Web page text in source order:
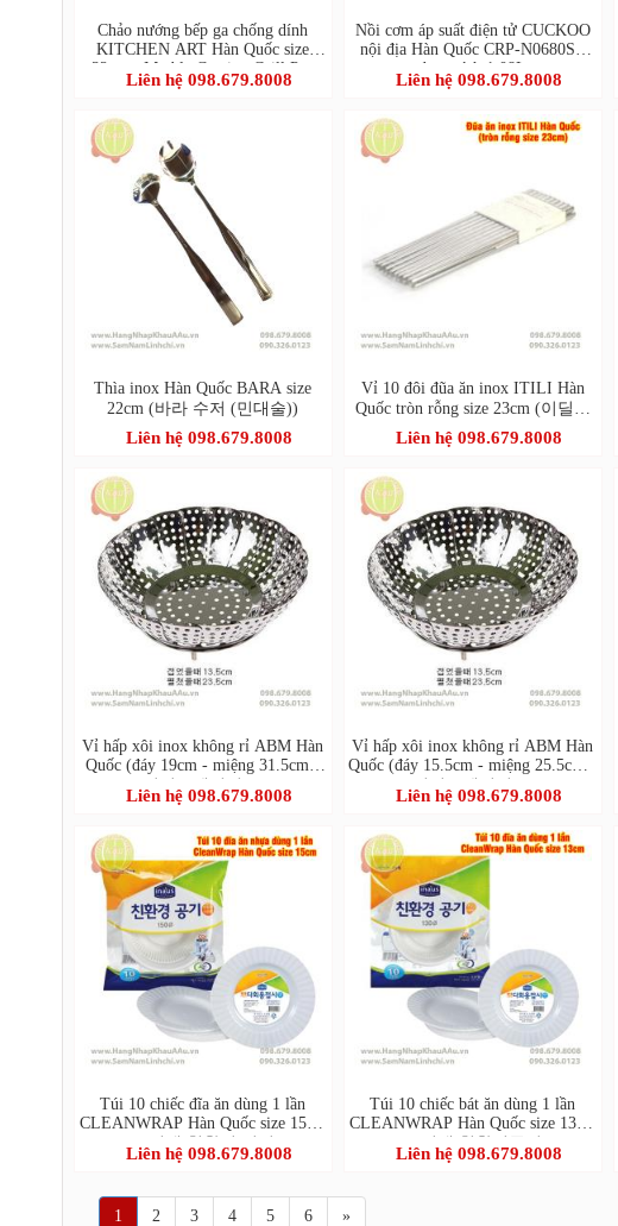
Chảo nướng bếp ga chống dính
KITCHEN ART Hàn Quốc size
32cm - Marble Coating Grill Pan
Liên hệ 098.679.8008
Nồi cơm áp suất điện tử CUCKOO
nội địa Hàn Quốc CRP-N0680SR
dung tích 1.08L
Liên hệ 098.679.8008
Thìa inox Hàn Quốc BARA size
22cm (바라 수저 (민대술))
Liên hệ 098.679.8008
Vỉ 10 đôi đũa ăn inox ITILI Hàn
Quốc tròn rỗng size 23cm (이딜리
진공저분 민자)
Liên hệ 098.679.8008
Vỉ hấp xôi inox không rỉ ABM Hàn
Quốc (đáy 19cm - miệng 31.5cm)-
리빙스텐찜기 소
Liên hệ 098.679.8008
Vỉ hấp xôi inox không rỉ ABM Hàn
Quốc (đáy 15.5cm - miệng 25.5cm)-
리빙스텐찜기 소
Liên hệ 098.679.8008
Túi 10 chiếc đĩa ăn dùng 1 lần
CLEANWRAP Hàn Quốc size 15cm
(크린랩 친환경 접시)
Liên hệ 098.679.8008
Túi 10 chiếc bát ăn dùng 1 lần
CLEANWRAP Hàn Quốc size 13cm
(크린랩 친환경공기)
Liên hệ 098.679.8008
1 2 3 4 5 6 »